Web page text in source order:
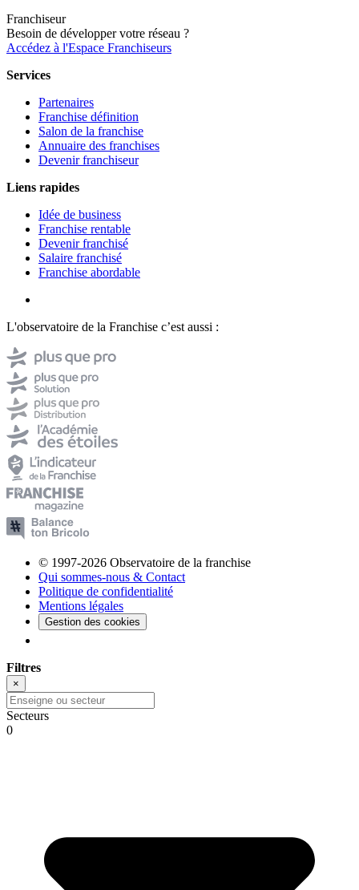
Franchiseur
Besoin de développer votre réseau ?
Accédez à l'Espace Franchiseurs
Services
Partenaires
Franchise définition
Salon de la franchise
Annuaire des franchises
Devenir franchiseur
Liens rapides
Idée de business
Franchise rentable
Devenir franchisé
Salaire franchisé
Franchise abordable
L'observatoire de la Franchise c’est aussi :
© 1997-2026 Observatoire de la franchise
Qui sommes-nous & Contact
Politique de confidentialité
Mentions légales
Gestion des cookies
Filtres
×
Secteurs
0